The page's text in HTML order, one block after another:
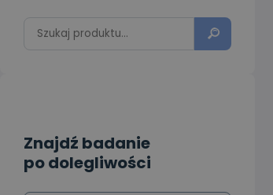
Znajdź badanie
po dolegliwości